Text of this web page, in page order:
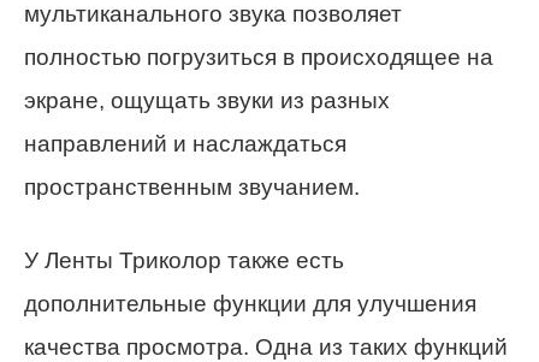
мультиканального звука позволяет
полностью погрузиться в происходящее на
экране, ощущать звуки из разных
направлений и наслаждаться
пространственным звучанием.
У Ленты Триколор также есть
дополнительные функции для улучшения
качества просмотра. Одна из таких функций